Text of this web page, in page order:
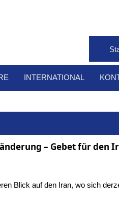
INTERNATIONAL
– Gebet für den
Blick auf den Iran, wo sich